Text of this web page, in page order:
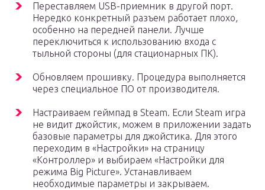
Переставляем USB-приемник в другой порт.
Нередко конкретный разъем работает плохо,
особенно на передней панели. Лучше
переключиться к использованию входа с
тыльной стороны (для стационарных ПК).
Обновляем прошивку. Процедура выполняется
через специальное ПО от производителя.
Настраиваем геймпад в Steam. Если Steam игра
не видит джойстик, можем в приложении задать
базовые параметры для джойстика. Для этого
переходим в «Настройки» на страницу
«Контроллер» и выбираем «Настройки для
режима Big Picture». Устанавливаем
необходимые параметры и закрываем.